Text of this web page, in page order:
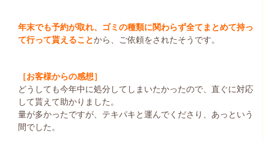
年末でも予約が取れ、ゴミの種類に関わらず全てまとめて持っ
て行って貰えることから、ご依頼をされたそうです。
［お客様からの感想］
どうしても今年中に処分してしまいたかったので、直ぐに対応
して貰えて助かりました。
量が多かったですが、テキパキと運んでくださり、あっという
間でした。